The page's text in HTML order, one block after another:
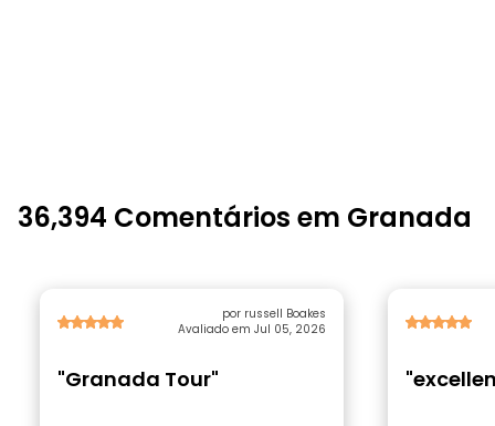
36,394 Comentários em Granada
por russell Boakes
Avaliado em Jul 05, 2026
"Granada Tour"